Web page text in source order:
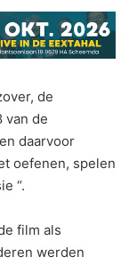
de
van de
daarvoor
oefenen, spelen
“.
film als
werden